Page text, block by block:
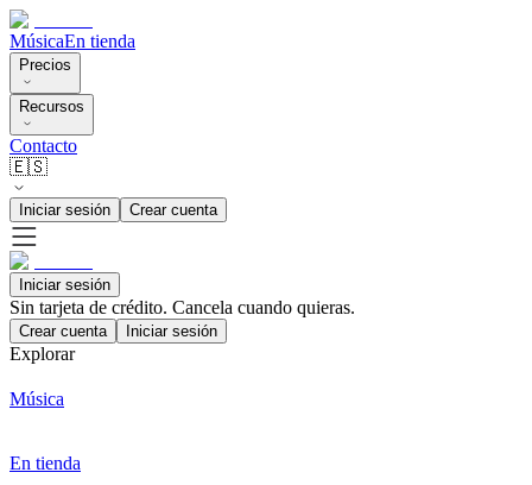
MúsicaEn tienda
Precios
Recursos
Contacto
🇪🇸
Iniciar sesión Crear cuenta
Iniciar sesión
Sin tarjeta de crédito. Cancela cuando quieras.
Crear cuenta Iniciar sesión
Explorar
Música
En tienda